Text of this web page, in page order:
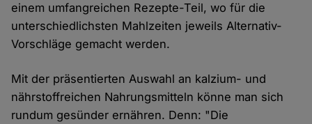
einem umfangreichen Rezepte-Teil, wo für die
unterschiedlichsten Mahlzeiten jeweils Alternativ-
Vorschläge gemacht werden.
Mit der präsentierten Auswahl an kalzium- und
nährstoffreichen Nahrungsmitteln könne man sich
rundum gesünder ernähren. Denn: "Die